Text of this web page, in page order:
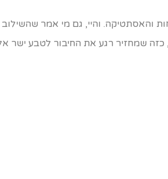
והאסתטיקה. והיי, גם מי אמר שהשילוב
כזה שמחזיר רגע את החיבור לטבע ישר